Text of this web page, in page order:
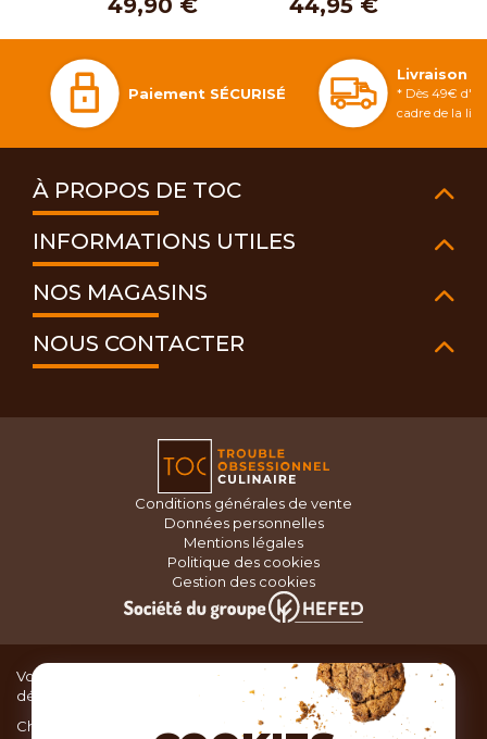
49,90 € 44,95 €
Paiement SÉCURISÉ
Livraison
* Dès 49€
cadre de la
À PROPOS DE TOC
INFORMATIONS UTILES
NOS MAGASINS
NOUS CONTACTER
Conditions générales de vente
Données personnelles
Mentions légales
Politique des cookies
Gestion des cookies
Vous recherchez du matériel de cuisine pour concocter de
délicieux plats ou des pâtisseries dignes d’un grand chef ?
Chez TOC, boutique d’ustensiles de cuisine, nous vous